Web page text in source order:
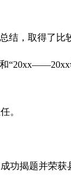
结，取得了比
。
揭题并荣获